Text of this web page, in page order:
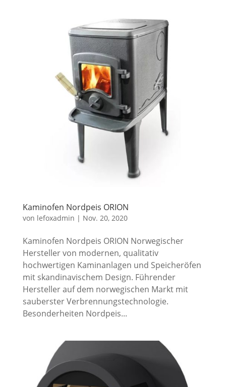
Kaminofen Nordpeis ORION
von lefoxadmin | Nov. 20, 2020
Kaminofen Nordpeis ORION Norwegischer
Hersteller von modernen, qualitativ
hochwertigen Kaminanlagen und Speicheröfen
mit skandinavischem Design. Führender
Hersteller auf dem norwegischen Markt mit
sauberster Verbrennungstechnologie.
Besonderheiten Nordpeis...